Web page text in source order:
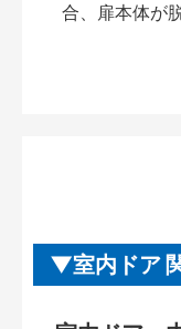
合、扉本体が
室内ドア